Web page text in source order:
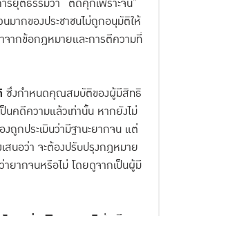
มากของประชาชนไม่ถูกอนุมัติให้
ากข้อกฎหมายและการตีความที่
ซึ่งกำหนดคุณสมบัติของผู้มีสิทธิ
นคดีความแล้วเท่านั้น หากยังไม่
ถูกประเมินว่ามีฐานะยากจน แต่
สนอว่า จะต้องปรับปรุงกฎหมาย
ยากจนหรือไม่ โดยดูจากเป็นผู้มี
วระหว่างพิจารณาคดี เช่นเดียว